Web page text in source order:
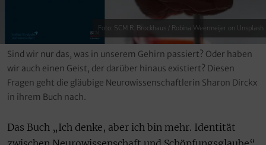
Foto: SCM R. Brockhaus / Robina Weermeijer on Unsplash
Sind wir nur das, was in unserem Gehirn passiert? Oder haben
wir auch einen Geist, der darüber hinaus existiert? Diesen
Fragen geht die gläubige Neurowissenschaftlerin Sharon Dirckx
in ihrem Buch nach.
Das Buch „Ich denke, aber ich bin mehr. Identität